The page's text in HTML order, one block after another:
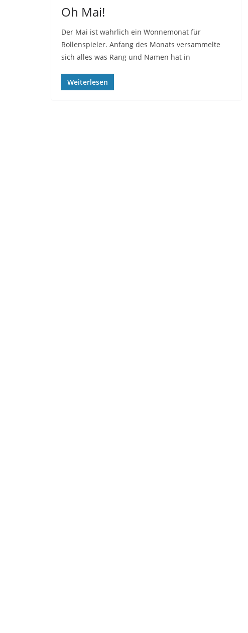
Oh Mai!
Der Mai ist wahrlich ein Wonnemonat für
Rollenspieler. Anfang des Monats versammelte
sich alles was Rang und Namen hat in
Weiterlesen